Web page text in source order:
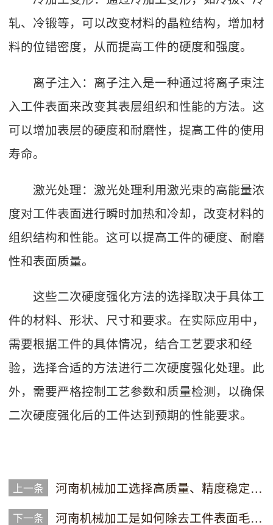
轧、冷锻等，可以改变材料的晶粒结构，增加材
料的位错密度，从而提高工件的硬度和强度。
离子注入：离子注入是一种通过将离子束注
入工件表面来改变其表层组织和性能的方法。这
可以增加表层的硬度和耐磨性，提高工件的使用
寿命。
激光处理：激光处理利用激光束的高能量浓
度对工件表面进行瞬时加热和冷却，改变材料的
组织结构和性能。这可以提高工件的硬度、耐磨
性和表面质量。
这些二次硬度强化方法的选择取决于具体工
件的材料、形状、尺寸和要求。在实际应用中，
需要根据工件的具体情况，结合工艺要求和经
验，选择合适的方法进行二次硬度强化处理。此
外，需要严格控制工艺参数和质量检测，以确保
二次硬度强化后的工件达到预期的性能要求。
上一条 河南机械加工选择高质量、精度稳定的加工设备和工具
下一条 河南机械加工是如何除去工件表面毛刺的